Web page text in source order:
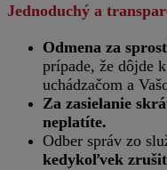
Jednoduchý a
Odmena za
prípade, že dôjde k
uchádzačom a
Za zasielanie
neplatíte.
Odber správ zo
kedykoľvek